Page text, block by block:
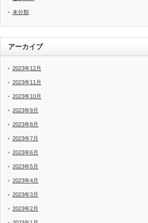
未分類
アーカイブ
2023年12月
2023年11月
2023年10月
2023年9月
2023年8月
2023年7月
2023年6月
2023年5月
2023年4月
2023年3月
2023年2月